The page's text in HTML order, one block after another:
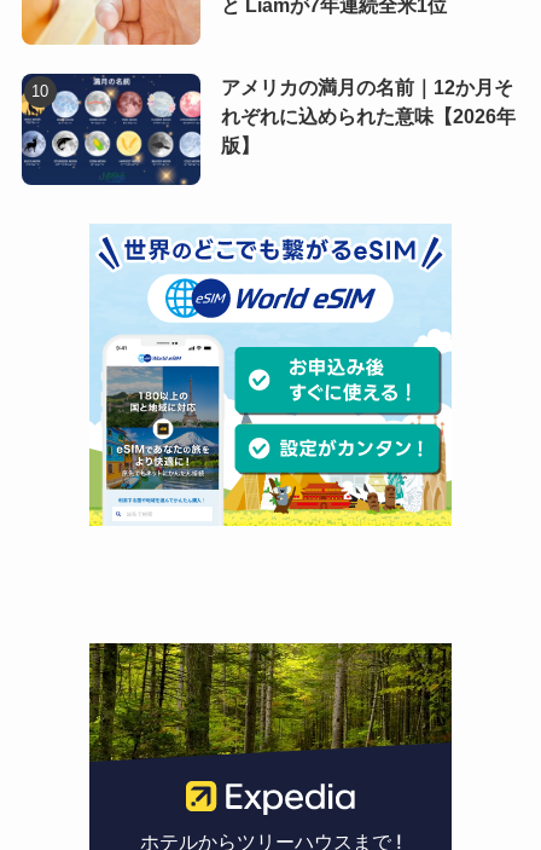
と Liamが7年連続全米1位
アメリカの満月の名前｜12か月そ
れぞれに込められた意味【2026年
版】